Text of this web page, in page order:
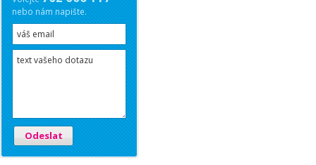
nebo nám napište.
Odeslat